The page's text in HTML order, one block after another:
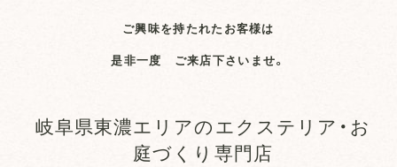
ご興味を持たれたお客様は
是非一度 ご来店下さいませ。
岐阜県東濃エリアのエクステリア・お
庭づくり専門店